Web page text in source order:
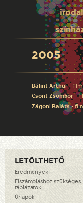
2005
Bálint Arthur-
Csont Zsombor-
Zágoni Balázs-
LETÖLTHETŐ
Eredmények
Elszámoláshoz szükséges
táblázatok
Űrlapok